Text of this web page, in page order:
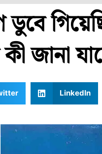
ফল চাষ মাছ চাষ পোল্ট্রি
উত্তর ২৪
জানা
LinkedIn